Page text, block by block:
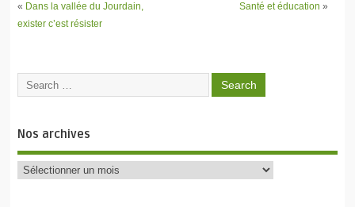
« Dans la vallée du Jourdain,
exister c’est résister
Santé et éducation »
Nos archives